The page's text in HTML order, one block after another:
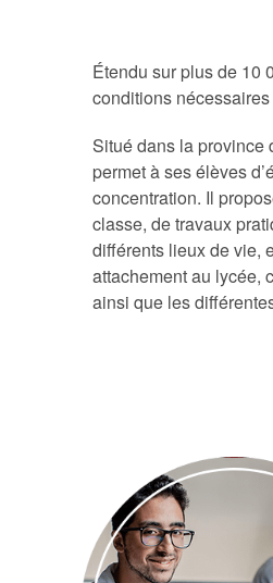
Étendu sur plus de 10
conditions
Situé dans la province
permet à ses élèves
concentration. Il
classe, de travaux
différents lieux de vie,
attachement au lycée,
ainsi que les